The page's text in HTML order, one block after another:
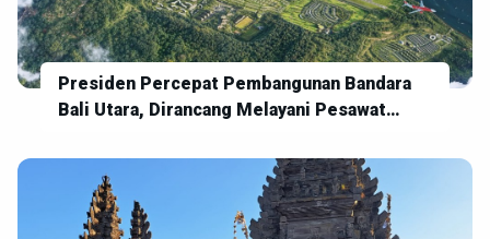
Presiden Percepat Pembangunan Bandara
Bali Utara, Dirancang Melayani Pesawat